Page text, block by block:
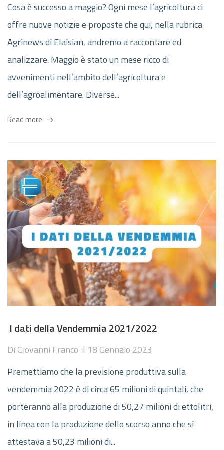
Cosa è successo a maggio? Ogni mese l’agricoltura ci
offre nuove notizie e proposte che qui, nella rubrica
Agrinews di Elaisian, andremo a raccontare ed
analizzare. Maggio è stato un mese ricco di
avvenimenti nell’ambito dell’agricoltura e
dell’agroalimentare. Diverse...
Read more
I dati della Vendemmia 2021/2022
Di Giovanni Franco il 18 Gennaio 2023
Premettiamo che la previsione produttiva sulla
vendemmia 2022 è di circa 65 milioni di quintali, che
porteranno alla produzione di 50,27 milioni di ettolitri,
in linea con la produzione dello scorso anno che si
attestava a 50,23 milioni di...